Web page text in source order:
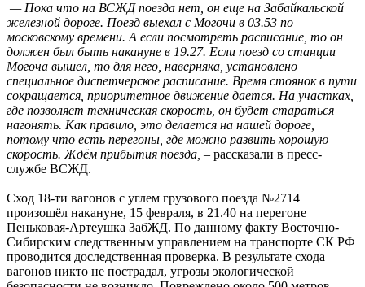
— Пока что на ВСЖД поезда нет, он еще на Забайкальской
железной дороге. Поезд выехал с Могочи в 03.53 по
московскому времени. А если посмотреть расписание, то он
должен был быть накануне в 19.27. Если поезд со станции
Могоча вышел, то для него, наверняка, установлено
специальное диспетчерское расписание. Время стоянок в пути
сокращается, приоритетное движение дается. На участках,
где позволяет техническая скорость, он будет стараться
нагонять. Как правило, это делается на нашей дороге,
потому что есть перегоны, где можно развить хорошую
скорость. Ждём прибытия поезда, – рассказали в пресс-
службе ВСЖД.
Сход 18-ти вагонов с углем грузового поезда №2714
произошёл накануне, 15 февраля, в 21.40 на перегоне
Пеньковая-Артеушка ЗабЖД. По данному факту Восточно-
Сибирским следственным управлением на транспорте СК РФ
проводится доследственная проверка. В результате схода
вагонов никто не пострадал, угрозы экологической